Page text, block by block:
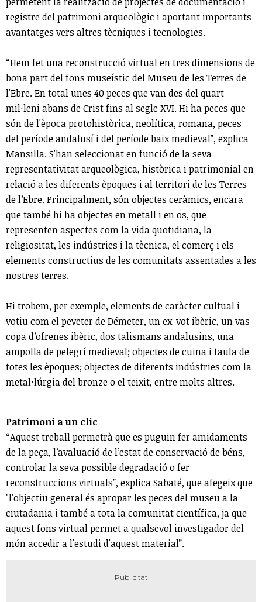
registre del patrimoni arqueològic i aportant importants
avantatges vers altres tècniques i tecnologies.
“Hem fet una reconstrucció virtual en tres dimensions de
bona part del fons museístic del Museu de les Terres de
l'Ebre. En total unes 40 peces que van des del quart
mil·leni abans de Crist fins al segle XVI. Hi ha peces que
són de l'època protohistòrica, neolítica, romana, peces
del període andalusí i del període baix medieval”, explica
Mansilla. S'han seleccionat en funció de la seva
representativitat arqueològica, històrica i patrimonial en
relació a les diferents èpoques i al territori de les Terres
de l’Ebre. Principalment, són objectes ceràmics, encara
que també hi ha objectes en metall i en os, que
representen aspectes com la vida quotidiana, la
religiositat, les indústries i la tècnica, el comerç i els
elements constructius de les comunitats assentades a les
nostres terres.
Hi trobem, per exemple, elements de caràcter cultual i
votiu com el peveter de Démeter, un ex-vot ibèric, un vas-
copa d’ofrenes ibèric, dos talismans andalusins, una
ampolla de pelegrí medieval; objectes de cuina i taula de
totes les èpoques; objectes de diferents indústries com la
metal·lúrgia del bronze o el teixit, entre molts altres.
Patrimoni a un clic
“Aquest treball permetrà que es puguin fer amidaments
de la peça, l’avaluació de l’estat de conservació de béns,
controlar la seva possible degradació o fer
reconstruccions virtuals”, explica Sabaté, que afegeix que
"l'objectiu general és apropar les peces del museu a la
ciutadania i també a tota la comunitat científica, ja que
aquest fons virtual permet a qualsevol investigador del
món accedir a l'estudi d'aquest material”.